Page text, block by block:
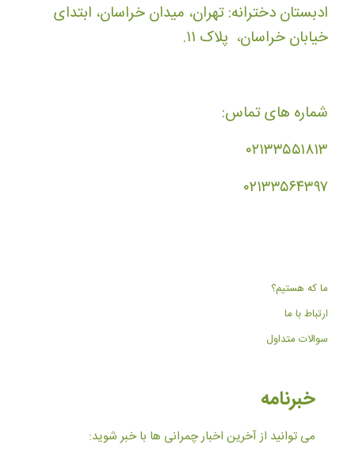
ادبستان دخترانه: تهران، میدان خراسان، ابتدای
خیابان خراسان، پلاک ۱۱.
شماره های تماس:
۰۲۱۳۳۵۵۱۸۱۳
۰۲۱۳۳۵۶۴۳۹۷
ما که هستیم؟
ارتباط با ما
سوالات متداول
خبرنامه
می توانید از آخرین اخبار چمرانی ها با خبر شوید: